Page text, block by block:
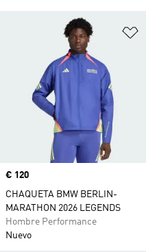
Precio
€ 120
CHAQUETA BMW BERLIN-
MARATHON 2026 LEGENDS
Hombre Performance
Nuevo